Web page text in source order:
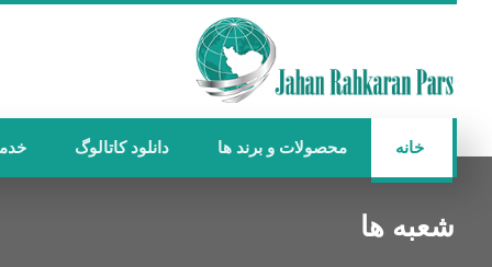
خانه محصولات و برند ها دانلود کاتالوگ
شعبه ها